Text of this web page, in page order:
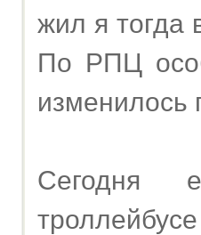
жил я тогда
По РПЦ
изменилось
Сегодня